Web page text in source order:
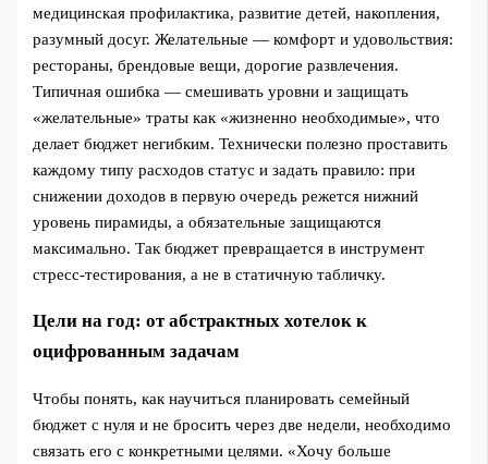
медицинская профилактика, развитие детей, накопления,
разумный досуг. Желательные — комфорт и удовольствия:
рестораны, брендовые вещи, дорогие развлечения.
Типичная ошибка — смешивать уровни и защищать
«желательные» траты как «жизненно необходимые», что
делает бюджет негибким. Технически полезно проставить
каждому типу расходов статус и задать правило: при
снижении доходов в первую очередь режется нижний
уровень пирамиды, а обязательные защищаются
максимально. Так бюджет превращается в инструмент
стресс‑тестирования, а не в статичную табличку.
Цели на год: от абстрактных хотелок к
оцифрованным задачам
Чтобы понять, как научиться планировать семейный
бюджет с нуля и не бросить через две недели, необходимо
связать его с конкретными целями. «Хочу больше